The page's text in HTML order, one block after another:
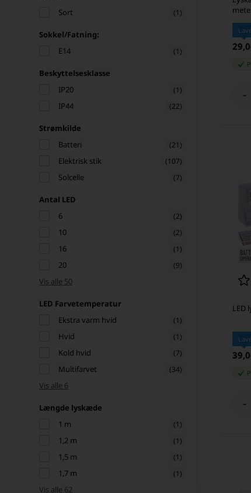
Sort
(1)
Sokkel/Fatning:
E14
(1)
Beskyttelsesklasse
IP20
(1)
IP44 (22)
Strømkilde
Batteri
(21)
Elektrisk stik (107)
Solcelle (7)
Antal LED
6
(2)
10 (2)
16 (1)
20 (9)
Vis alle 50
LED Farvetemperatur
Ekstra varm hvid
(1)
Hvid (1)
Kold hvid (7)
Multifarvet (34)
Vis alle 6
Længde lyskæde
1 m
(1)
1,2 m (1)
1,5 m (1)
1,7 m (1)
Vis alle 62
-
LED
-